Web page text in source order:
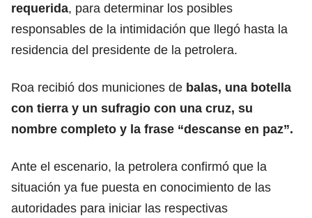
requerida, para determinar los posibles
responsables de la intimidación que llegó hasta la
residencia del presidente de la petrolera.
Roa recibió dos municiones de balas, una botella
con tierra y un sufragio con una cruz, su
nombre completo y la frase “descanse en paz”.
Ante el escenario, la petrolera confirmó que la
situación ya fue puesta en conocimiento de las
autoridades para iniciar las respectivas